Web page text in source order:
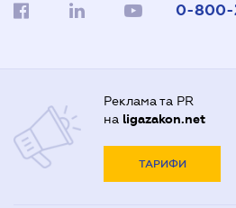
0-800-
Реклама та PR
на ligazakon.net
ТАРИФИ